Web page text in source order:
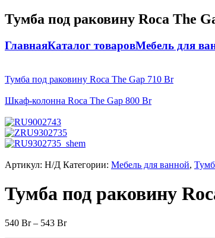
Тумба под раковину Roca The
ГлавнаяКаталог товаровМебель для
Тумба под раковину Roca The Gap 710 Br
Шкаф-колонна Roca The Gap 800 Br
Артикул: Н/Д Категории: Мебель для ванной,
Тумба под раковину
540 Br– 543 Br